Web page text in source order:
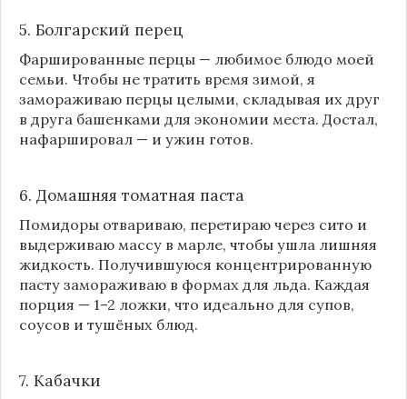
5. Болгарский перец
Фаршированные перцы — любимое блюдо моей
семьи. Чтобы не тратить время зимой, я
замораживаю перцы целыми, складывая их друг
в друга башенками для экономии места. Достал,
нафаршировал — и ужин готов.
6. Домашняя томатная паста
Помидоры отвариваю, перетираю через сито и
выдерживаю массу в марле, чтобы ушла лишняя
жидкость. Получившуюся концентрированную
пасту замораживаю в формах для льда. Каждая
порция — 1–2 ложки, что идеально для супов,
соусов и тушёных блюд.
7. Кабачки